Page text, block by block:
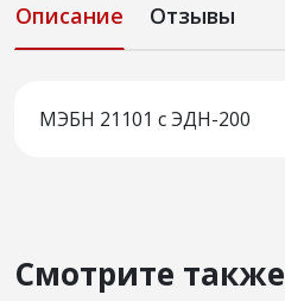
Описание Отзывы
МЭБН 21101 с ЭДН-200
Смотрите также